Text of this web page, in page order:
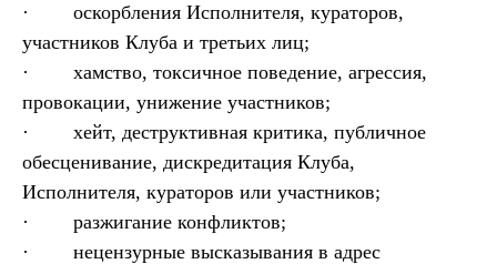
· оскорбления Исполнителя, кураторов,
участников Клуба и третьих лиц;
· хамство, токсичное поведение, агрессия,
провокации, унижение участников;
· хейт, деструктивная критика, публичное
обесценивание, дискредитация Клуба,
Исполнителя, кураторов или участников;
· разжигание конфликтов;
· нецензурные высказывания в адрес